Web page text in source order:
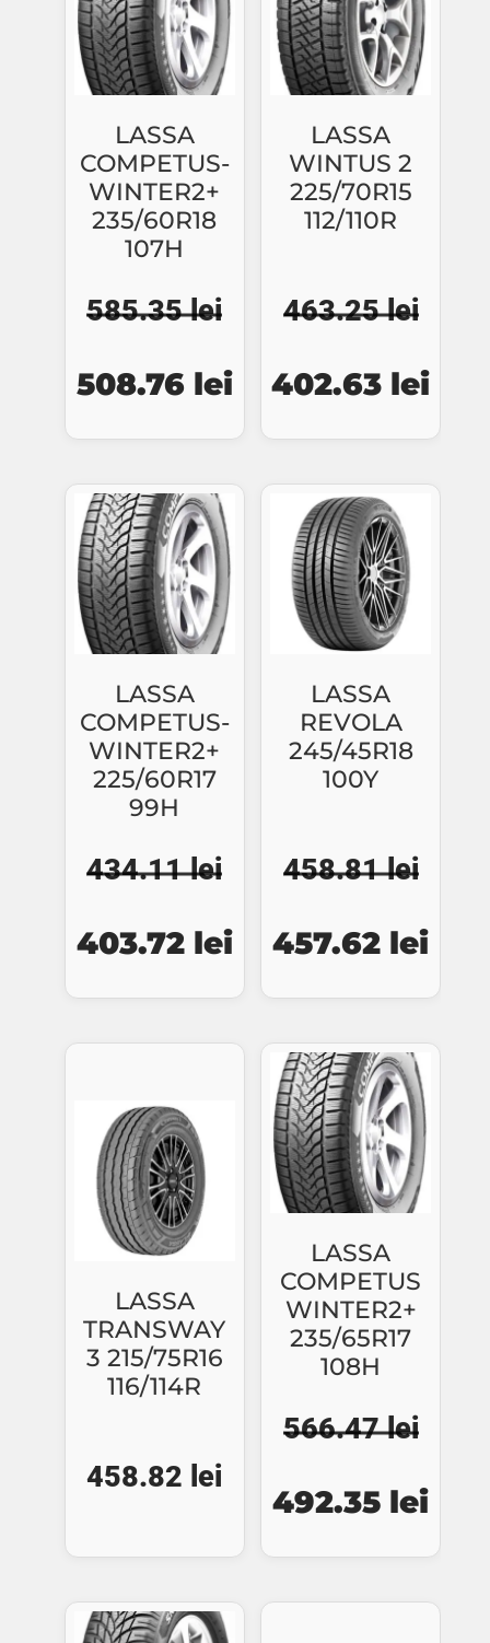
LASSA
COMPETUS-
WINTER2+
235/60R18
107H
585.35lei
inițial
a
fost:
585.35 lei.
508.76 lei
curent
este:
508.76 lei.
LASSA
WINTUS 2
225/70R15
112/110R
463.25lei
inițial
a
fost:
463.25 lei.
402.63 lei
LASSA
COMPETUS-
WINTER2+
225/60R17
99H
434.11lei
inițial
a
fost:
434.11 lei.
403.72 lei
curent
este:
403.72 lei.
LASSA
REVOLA
245/45R18
100Y
458.81lei
inițial
a
fost:
458.81 lei.
457.62 lei
LASSA
TRANSWAY
3 215/75R16
116/114R
458.82 lei
LASSA
COMPETUS
WINTER2+
235/65R17
108H
566.47lei
inițial
a
fost:
492.35 lei